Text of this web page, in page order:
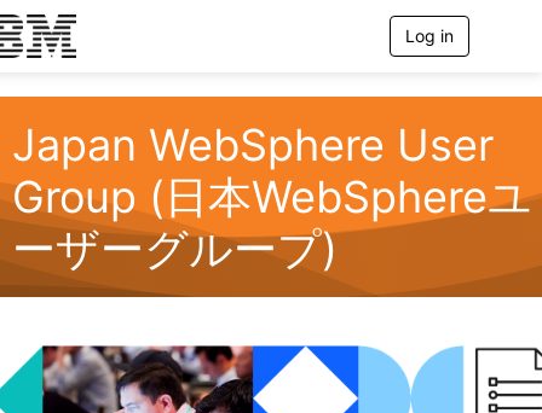
Log in
g
a
v
a
t
Japan WebSphere User
Group (日本WebSphereユ
ーザーグループ)